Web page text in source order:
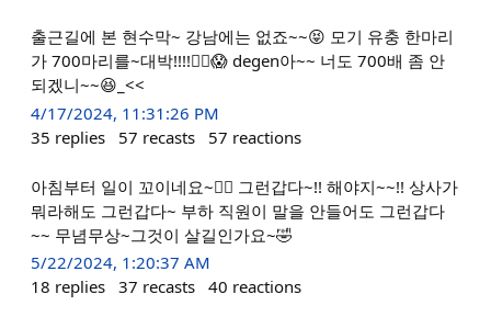
출근길에 본 현수막~ 강남에는 없죠~~😝 모기 유충 한마리
가 700마리를~대박!!!!😵‍💫😱 degen아~~ 너도 700배 좀 안
되겠니~~😆_<<
4/17/2024, 11:31:26 PM
35 replies 57 recasts 57 reactions
아침부터 일이 꼬이네요~😮‍💨 그런갑다~!! 해야지~~!! 상사가
뭐라해도 그런갑다~ 부하 직원이 말을 안들어도 그런갑다
~~ 무념무상~그것이 살길인가요~🤣
5/22/2024, 1:20:37 AM
18 replies 37 recasts 40 reactions